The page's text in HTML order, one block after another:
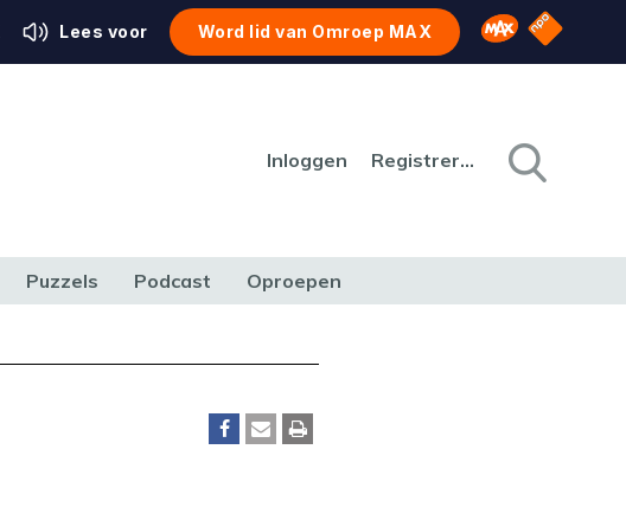
Lees voor Word lid van Omroep MAX Omroep MAX
NPO
Inloggen Registreren
Puzzels Podcast Oproepen